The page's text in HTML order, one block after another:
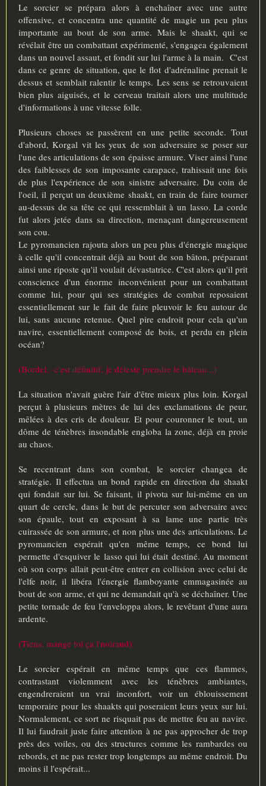
Le sorcier se prépara alors à enchaîner avec une autre
offensive, et concentra une quantité de magie un peu plus
importante au bout de son arme. Mais le shaakt, qui se
révélait être un combattant expérimenté, s'engagea également
dans un nouvel assaut, et fondit sur lui l'arme à la main. C'est
dans ce genre de situation, que le flot d'adrénaline prenait le
dessus et semblait ralentir le temps. Les sens se retrouvaient
bien plus aiguisés, et le cerveau traitait alors une multitude
d'informations à une vitesse folle.
Plusieurs choses se passèrent en une petite seconde. Tout
d'abord, Korgal vit les yeux de son adversaire se poser sur
l'une des articulations de son épaisse armure. Viser ainsi l'une
des faiblesses de son imposante carapace, trahissait une fois
de plus l'expérience de son sinistre adversaire. Du coin de
l'oeil, il perçut un deuxième shaakt, en train de faire tourner
au-dessus de sa tête ce qui ressemblait à un lasso. La corde
fut alors jetée dans sa direction, menaçant dangereusement
son cou.
Le pyromancien rajouta alors un peu plus d'énergie magique
à celle qu'il concentrait déjà au bout de son bâton, préparant
ainsi une riposte qu'il voulait dévastatrice. C'est alors qu'il prit
conscience d'un énorme inconvénient pour un combattant
comme lui, pour qui ses stratégies de combat reposaient
essentiellement sur le fait de faire pleuvoir le feu autour de
lui, sans aucune retenue. Quel pire endroit pour cela qu'un
navire, essentiellement composé de bois, et perdu en plein
océan?
(Bordel, c'est définitif, je déteste prendre le bâteau...)
La situation n'avait guère l'air d'être mieux plus loin. Korgal
perçut à plusieurs mètres de lui des exclamations de peur,
mêlées à des cris de douleur. Et pour couronner le tout, un
dôme de ténèbres insondable engloba la zone, déjà en proie
au chaos.
Se recentrant dans son combat, le sorcier changea de
stratégie. Il effectua un bond rapide en direction du shaakt
qui fondait sur lui. Se faisant, il pivota sur lui-même en un
quart de cercle, dans le but de percuter son adversaire avec
son épaule, tout en exposant à sa lame une partie très
cuirassée de son armure, et non plus une des articulations. Le
pyromancien espérait qu'en même temps, ce bond lui
permette d'esquiver le lasso qui lui était destiné. Au moment
où son corps allait peut-être entrer en collision avec celui de
l'elfe noir, il libéra l'énergie flamboyante emmagasinée au
bout de son arme, et qui ne demandait qu'à se déchaîner. Une
petite tornade de feu l'enveloppa alors, le revêtant d'une aura
ardente.
(Tiens, mange toi ça l'noiraud).
Le sorcier espérait en même temps que ces flammes,
contrastant violemment avec les ténèbres ambiantes,
engendreraient un vrai inconfort, voir un éblouissement
temporaire pour les shaakts qui poseraient leurs yeux sur lui.
Normalement, ce sort ne risquait pas de mettre feu au navire.
Il lui faudrait juste faire attention à ne pas approcher de trop
près des voiles, ou des structures comme les rambardes ou
rebords, et ne pas rester trop longtemps au même endroit. Du
moins il l'espérait...